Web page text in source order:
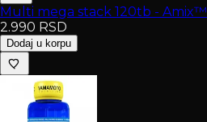
Multi mega stack 120tb - Amix™
2.990 RSD
Dodaj u korpu